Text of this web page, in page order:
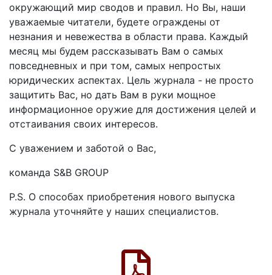
окружающий мир сводов и правил. Но Вы, наши
уважаемые читатели, будете ограждены от
незнания и невежества в области права. Каждый
месяц мы будем рассказывать Вам о самых
повседневных и при том, самых непростых
юридических аспектах. Цель журнала - не просто
защитить Вас, но дать Вам в руки мощное
информационное оружие для достижения целей и
отстаивания своих интересов.
С уважением и заботой о Вас,
команда S&B GROUP
P.S. О способах приобретения нового выпуска
журнала уточняйте у наших специалистов.